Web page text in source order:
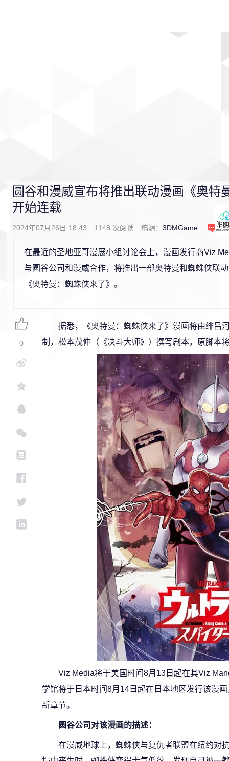
圆谷和漫威宣布将推出联动漫画《奥特
开始连载
2024年07月26日 18:43 1148 次阅读 稿源： 3DMGame 0
在最近的圣地亚哥漫展小组讨论会上，漫画发行商Viz
与圆谷公司和漫威合作，将推出一部奥特曼和蜘蛛侠联
《奥特曼：蜘蛛侠来了》。
据悉，《奥特曼：蜘蛛侠来了》漫画将由绯吕
制，松本茂伸（《决斗大师》）撰写剧本，原脚本
Viz Media将于美国时间8月13日起在其Viz
学馆将于日本时间8月14日起在日本地区发行该漫
新章节。
圆谷公司对该漫画的描述：
在漫威地球上，蜘蛛侠与复仇者联盟在纽约对
0